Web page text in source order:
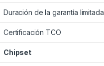
Duración de la garantía limitada
Certificación TCO
Chipset